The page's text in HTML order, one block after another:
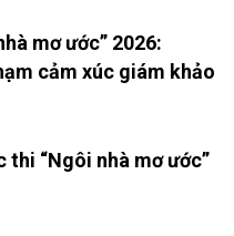
mơ ước” 2026:
cảm xúc giám khảo
thi “Ngôi nhà mơ ước”